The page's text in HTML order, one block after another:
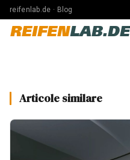
reifenlab.de · Blog
REIFENLAB.DE
Articole similare